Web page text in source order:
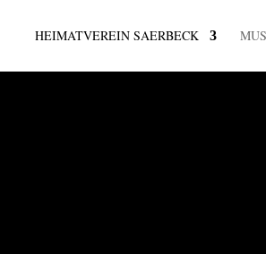
HEIMATVEREIN SAERBECK